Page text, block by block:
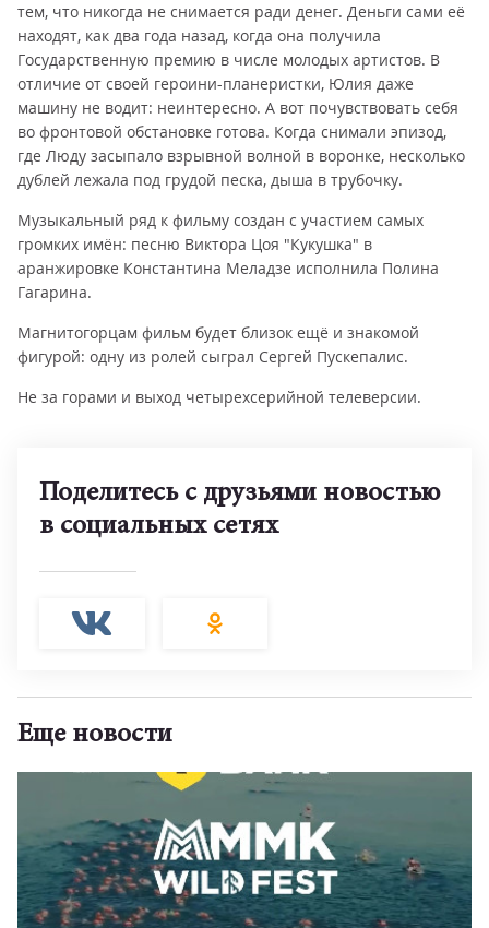
тем, что никогда не снимается ради денег. Деньги сами её
находят, как два года назад, когда она получила
Государственную премию в числе молодых артистов. В
отличие от своей героини-планеристки, Юлия даже
машину не водит: неинтересно. А вот почувствовать себя
во фронтовой обстановке готова. Когда снимали эпизод,
где Люду засыпало взрывной волной в воронке, несколько
дублей лежала под грудой песка, дыша в трубочку.
Музыкальный ряд к фильму создан с участием самых
громких имён: песню Виктора Цоя "Кукушка" в
аранжировке Константина Меладзе исполнила Полина
Гагарина.
Магнитогорцам фильм будет близок ещё и знакомой
фигурой: одну из ролей сыграл Сергей Пускепалис.
Не за горами и выход четырехсерийной телеверсии.
Поделитесь с друзьями новостью
в социальных сетях
Еще новости